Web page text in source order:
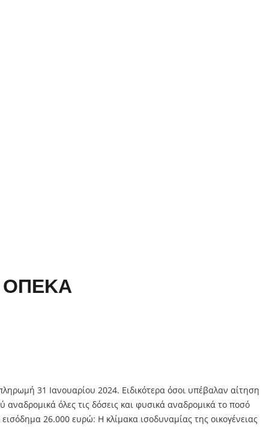
ΟΠΕΚΑ
31 Ιανουαρίου 2024. Ειδικότερα όσοι υπέβαλαν αίτηση
όλες τις δόσεις και φυσικά αναδρομικά το ποσό
26.000 ευρώ: Η κλίμακα ισοδυναμίας της οικογένειας